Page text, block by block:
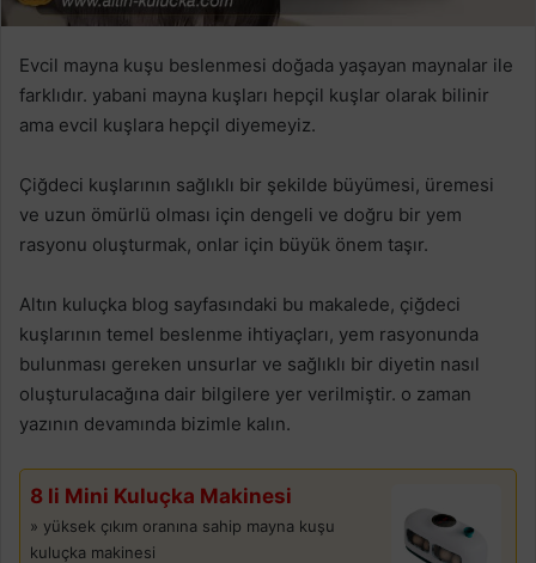
Evcil mayna kuşu beslenmesi doğada yaşayan maynalar ile
farklıdır. yabani mayna kuşları hepçil kuşlar olarak bilinir
ama evcil kuşlara hepçil diyemeyiz.
Çiğdeci kuşlarının sağlıklı bir şekilde büyümesi, üremesi
ve uzun ömürlü olması için dengeli ve doğru bir yem
rasyonu oluşturmak, onlar için büyük önem taşır.
Altın kuluçka blog sayfasındaki bu makalede, çiğdeci
kuşlarının temel beslenme ihtiyaçları, yem rasyonunda
bulunması gereken unsurlar ve sağlıklı bir diyetin nasıl
oluşturulacağına dair bilgilere yer verilmiştir. o zaman
yazının devamında bizimle kalın.
8 li Mini Kuluçka Makinesi
» yüksek çıkım oranına sahip mayna kuşu
kuluçka makinesi